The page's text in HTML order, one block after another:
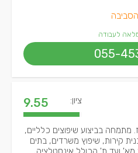
מלאה לעבודה
055-
ציון: 9.55
בביצוע שיפוצים כלליים,
קירות, שיפוץ משרדים, בתים